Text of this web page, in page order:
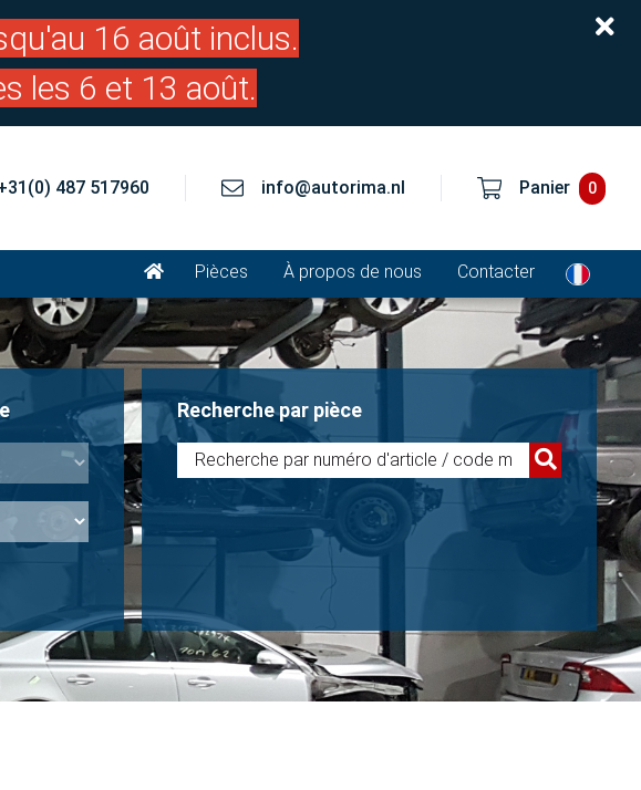
16 août inclus.
les 6 et 13 août.
487 517960 info@autorima.nl Panier 0
Pièces À propos de nous Contacter
Recherche par pièce